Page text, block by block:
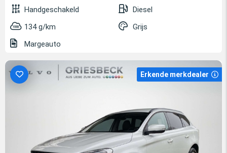
Handgeschakeld
Diesel
134 g/km
Grijs
Margeauto
Erkende merkdealer